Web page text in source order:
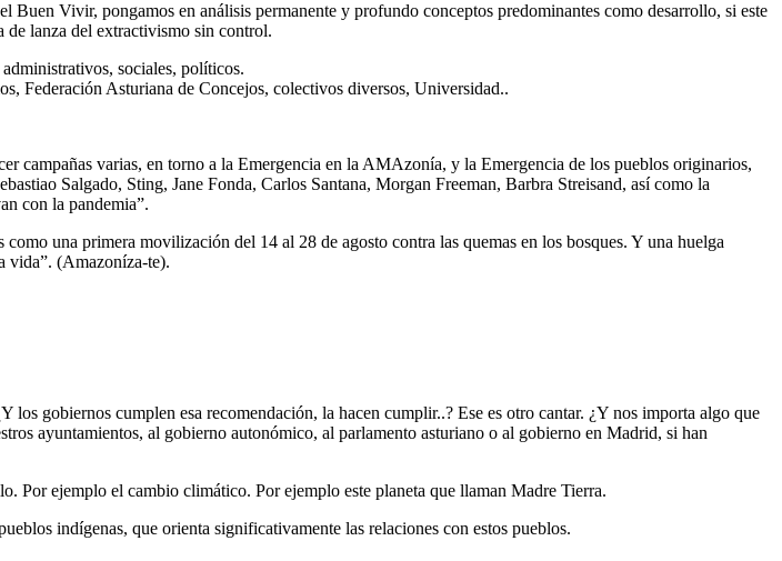
Vivir, pongamos en análisis permanente y profundo conceptos predominantes como desarrollo, si este
de lanza del extractivismo sin control.
sociales, políticos.
Federación Asturiana de Concejos, colectivos diversos, Universidad..
campañas varias, en torno a la Emergencia en la AMAzonía, y la Emergencia de los pueblos originarios,
Salgado, Sting, Jane Fonda, Carlos Santana, Morgan Freeman, Barbra Streisand, así como la
con la pandemia”.
una primera movilización del 14 al 28 de agosto contra las quemas en los bosques. Y una huelga
vida”. (Amazoníza-te).
gobiernos cumplen esa recomendación, la hacen cumplir..? Ese es otro cantar. ¿Y nos importa algo que
ayuntamientos, al gobierno autonómico, al parlamento asturiano o al gobierno en Madrid, si han
Por ejemplo el cambio climático. Por ejemplo este planeta que llaman Madre Tierra.
indígenas, que orienta significativamente las relaciones con estos pueblos.